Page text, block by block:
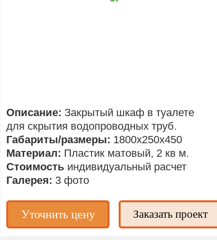
Описание: Закрытый шкаф в туалете
для скрытия водопроводных труб.
Габариты/размеры: 1800х250х450
Материал: Пластик матовый, 2 кв м.
Стоимость индивидуальный расчет
Галерея: 3 фото
Заказать проект
Уточнить цену